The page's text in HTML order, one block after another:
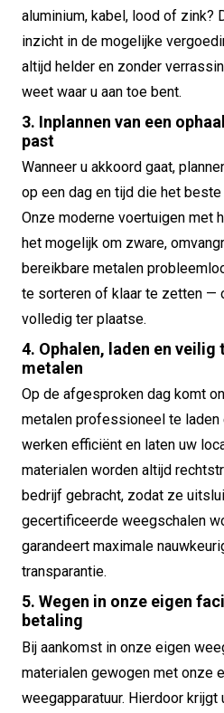
aluminium, kabel, lood of zink?
inzicht in de mogelijke
altijd helder en zonder
weet waar u aan toe bent.
3. Inplannen van een
past
Wanneer u akkoord gaat,
op een dag en tijd die het
Onze moderne voertuigen met
het mogelijk om zware,
bereikbare metalen
te sorteren of klaar te zetten —
volledig ter plaatse.
4. Ophalen, laden en
metalen
Op de afgesproken dag komt
metalen professioneel te laden
werken efficiënt en laten uw
materialen worden altijd
bedrijf gebracht, zodat ze
gecertificeerde weegschalen
garandeert maximale
transparantie.
5. Wegen in onze eigen
betaling
Bij aankomst in onze eigen
materialen gewogen met onze
weegapparatuur. Hierdoor krijgt